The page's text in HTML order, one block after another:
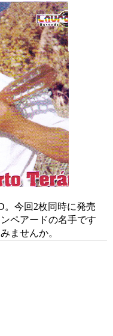
。今回2枚同時に発売
ペアードの名手です
ませんか。